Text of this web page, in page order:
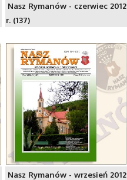
Nasz Rymanów - czerwiec 2012
r. (137)
Nasz Rymanów - wrzesień 2012